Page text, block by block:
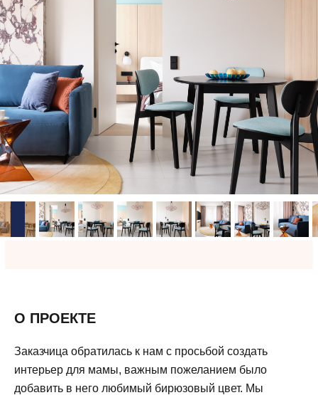
О ПРОЕКТЕ
Заказчица обратилась к нам с просьбой создать
интерьер для мамы, важным пожеланием было
добавить в него любимый бирюзовый цвет. Мы